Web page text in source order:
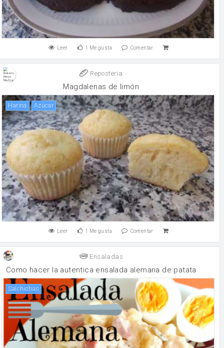
Leer 1 Me gusta Comentar
Reposteria
Magdalenas de limón
harina Azúcar
Leer 1 Me gusta Comentar
Ensaladas
Como hacer la autentica ensalada alemana de patata
Salchichas